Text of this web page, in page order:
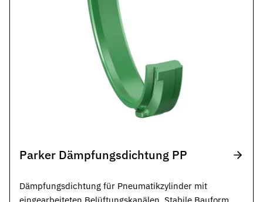
Zertifikate zum Download
Rechtliche Informationen zu unserem Unternehmen
Unsere allgemeinen Geschäftsbedingungen
Parker Dämpfungsdichtung PP
Dämpfungsdichtung für Pneumatikzylinder mit